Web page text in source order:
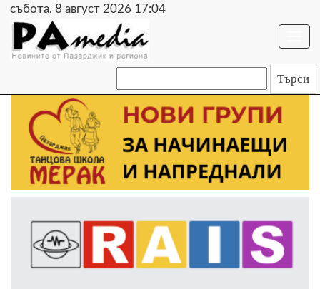
събота, 8 август 2026 17:04